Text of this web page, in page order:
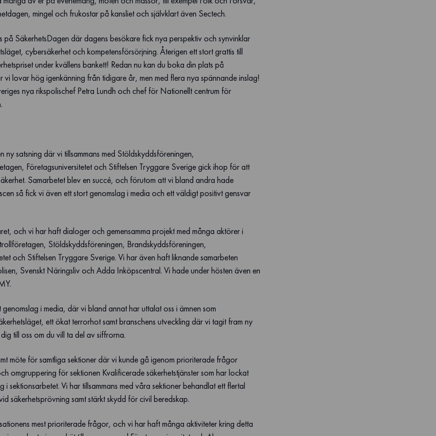
mingel och frukostar på kansliet och självklart även Sectech.
på SäkerhetsDagen där dagens besökare fick nya perspektiv och synvinklar
cybersäkerhet och kompetensförsörjning. Återigen ett stort grattis till
under kvällens bankett! Redan nu kan du boka din plats på
lovar hög igenkänning från tidigare år, men med flera nya spännande inslag!
nya rikspolischef Petra Lundh och chef för Nationellt centrum för
satsning där vi tillsammans med Stöldskyddsföreningen,
Företagsuniversitetet och Stiftelsen Tryggare Sverige gick ihop för att
Samarbetet blev en succé, och förutom att vi bland andra hade
så fick vi även ett stort genomslag i media och ett väldigt positivt gensvar
och vi har haft dialoger och gemensamma projekt med många aktörer i
Stöldskyddsföreningen, Brandskyddsföreningen,
och Stiftelsen Tryggare Sverige. Vi har även haft liknande samarbeten
Svenskt Näringsliv och Adda Inköpscentral. Vi hade under hösten även en
i media, där vi bland annat har uttalat oss i ämnen som
ett ökat terrorhot samt branschens utveckling där vi tagit fram ny
till oss om du vill ta del av siffrorna.
möte för samtliga sektioner där vi kunde gå igenom prioriterade frågor
omgruppering för sektionen Kvalificerade säkerhetstjänster som har lockat
i sektionsarbetet. Vi har tillsammans med våra sektioner behandlat ett flertal
säkerhetsprövning samt stärkt skydd för civil beredskap.
mest prioriterade frågor, och vi har haft många aktiviteter kring detta